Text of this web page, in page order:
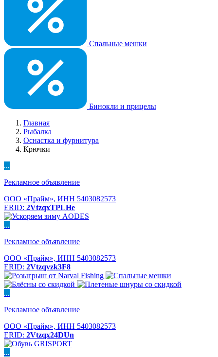
Спальные мешки
Бинокли и прицелы
Главная
Рыбалка
Оснастка и фурнитура
Крючки
...
Рекламное объявление
ООО «Прайм», ИНН 5403082573
ERID: 2VtzqxTPLHe
...
Рекламное объявление
ООО «Прайм», ИНН 5403082573
ERID: 2Vtzqvzk3F8
...
Рекламное объявление
ООО «Прайм», ИНН 5403082573
ERID: 2Vtzqx24DUn
...